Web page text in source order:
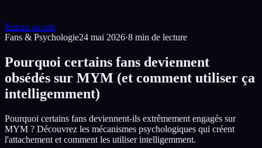
Retour au site
Fans & Psychologie24 mai 2026·8 min de lecture
Pourquoi certains fans deviennent
obsédés sur MYM (et comment utiliser ça
intelligemment)
Pourquoi certains fans deviennent-ils extrêmement engagés sur
MYM ? Découvrez les mécanismes psychologiques qui créent
l'attachement et comment les utiliser intelligemment.